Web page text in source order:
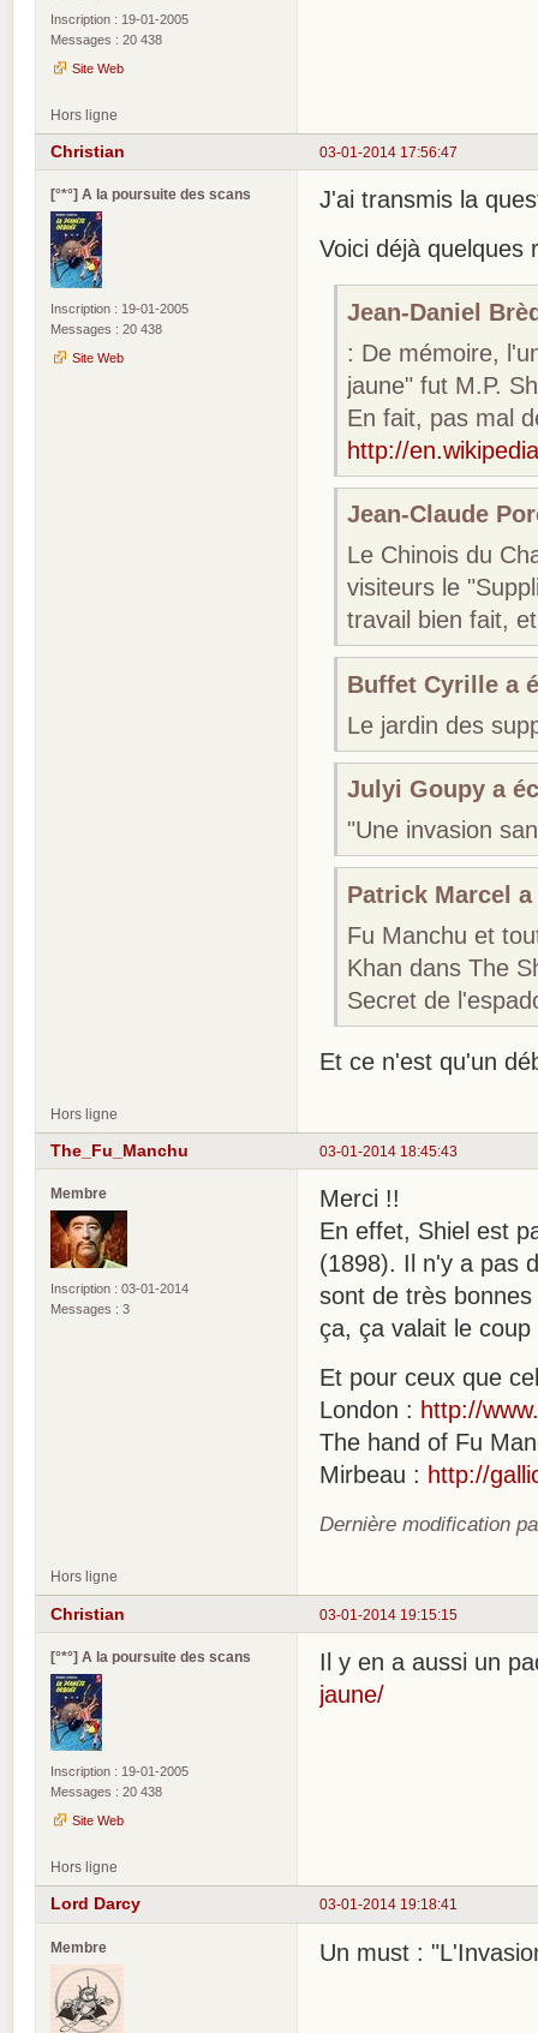
Inscription : 19-01-2005
Messages : 20 438
Site Web
Hors ligne
03-01-2014 17:56:47
Christian
[°*°] A la poursuite des scans
Inscription : 19-01-2005
Messages : 20 438
Site Web
J'ai transmis la
Voici déjà quelques
Jean-Daniel
: De mémoire,
jaune" fut M.P.
En fait, pas mal
http://
Jean-Claude
Le Chinois du
visiteurs le
travail bien fait,
Buffet Cyrille a
Le jardin des
Julyi Goupy a
"Une invasion
Patrick Marcel
Fu Manchu et
Khan dans The
Secret de
Et ce n'est qu'un
Hors ligne
03-01-2014 18:45:43
The_Fu_Manchu
Membre
Inscription : 03-01-2014
Messages : 3
Merci !!
En effet, Shiel est
(1898). Il n'y a pas
sont de très
ça, ça valait le
Et pour ceux que
London : http://
The hand of Fu
Mirbeau : http://
Dernière modification
Hors ligne
03-01-2014 19:15:15
Christian
[°*°] A la poursuite des scans
Inscription : 19-01-2005
Messages : 20 438
Site Web
Il y en a aussi un
jaune/
Hors ligne
03-01-2014 19:18:41
Lord Darcy
Membre Un must :